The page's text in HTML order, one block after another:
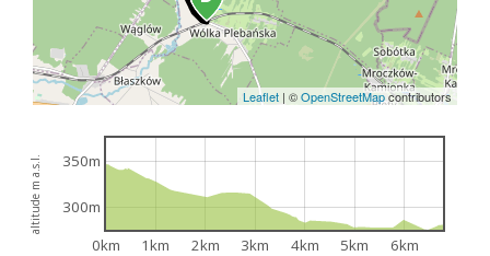
Leaflet | ©OpenStreetMapcontributors
altitude m a.s.l.
0km 1km 2km 3km 4km 5km 6km
300m
350m